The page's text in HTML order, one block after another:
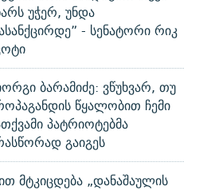
უჭერ, უნდა
- სენატორი რიკ
ბარამიძე: ვწუხვარ, თუ
წყალობით ჩემი
პატრიოტებმა
გაიგეს
მტკიცდება „დანაშაულის